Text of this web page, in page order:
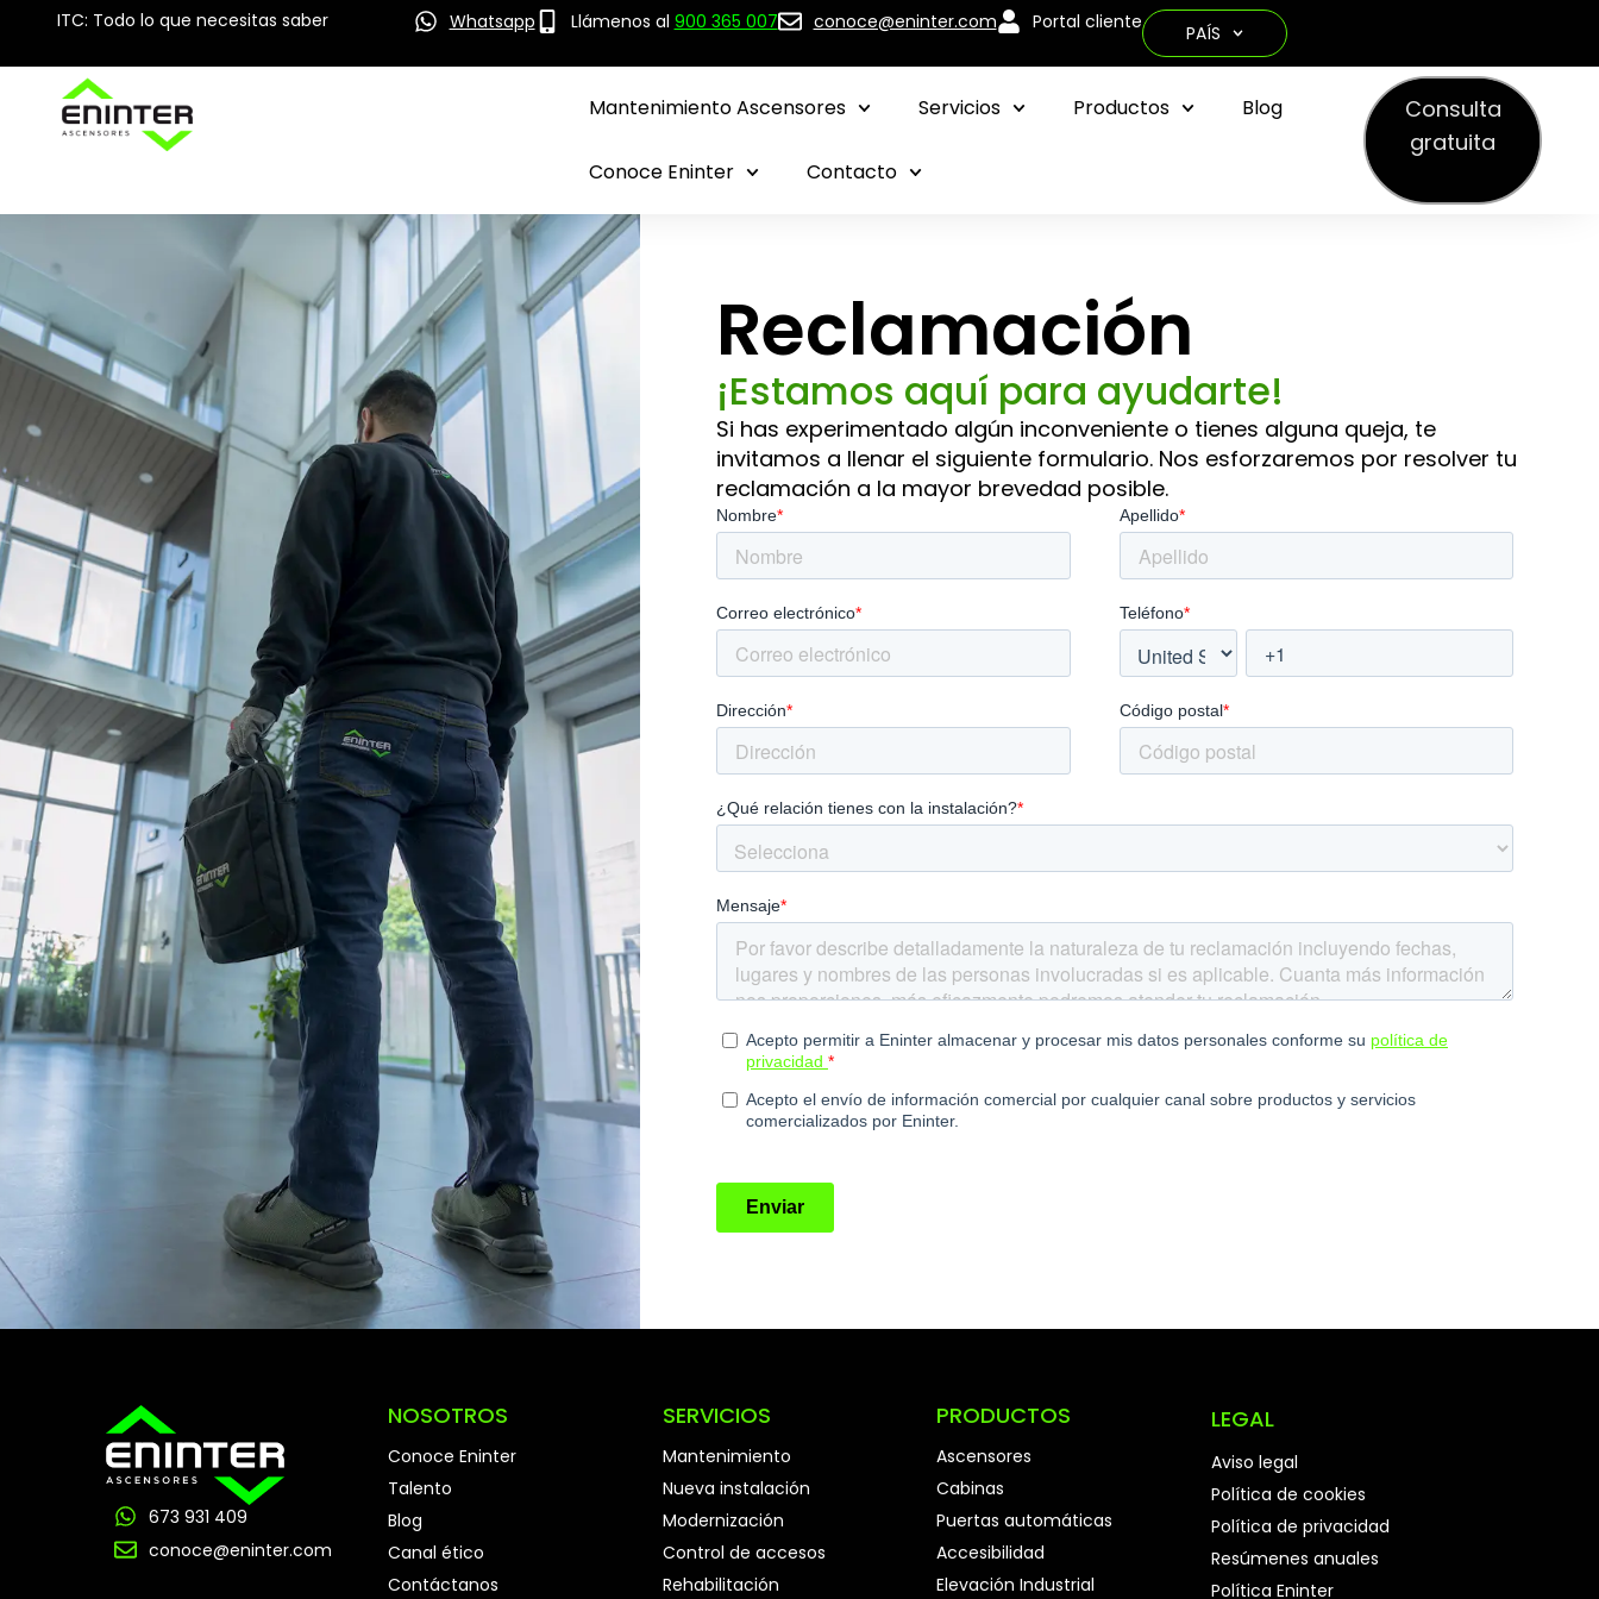
ITC: Todo lo que necesitas saber Whatsapp Llámenos al 900 365 007 conoce@eninter.com Portal cliente PAÍS
Mantenimiento Ascensores Servicios Productos Blog
Conoce Eninter Contacto
Consulta
gratuita
Reclamación
¡Estamos aquí para ayudarte!
Si has experimentado algún inconveniente o tienes alguna queja, te
invitamos a llenar el siguiente formulario. Nos esforzaremos por resolver tu
reclamación a la mayor brevedad posible.
673 931 409
conoce@eninter.com
NOSOTROS
Conoce Eninter
Talento
Blog
Canal ético
Contáctanos
SERVICIOS
Mantenimiento
Nueva instalación
Modernización
Control de accesos
Rehabilitación
PRODUCTOS
Ascensores
Cabinas
Puertas automáticas
Accesibilidad
Elevación Industrial
LEGAL
Aviso legal
Política de cookies
Política de privacidad
Resúmenes anuales
Política Eninter